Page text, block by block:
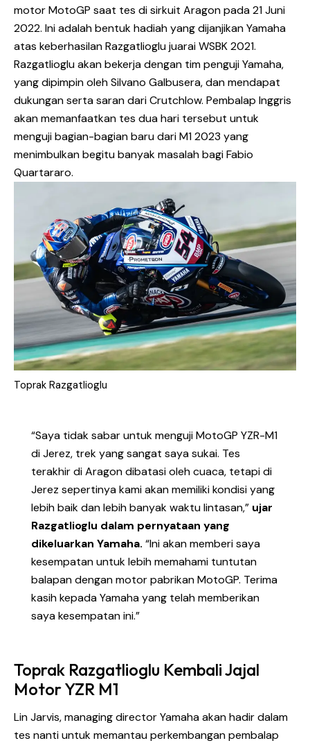
motor MotoGP saat tes di sirkuit Aragon pada 21 Juni
2022. Ini adalah bentuk hadiah yang dijanjikan Yamaha
atas keberhasilan Razgatlioglu juarai WSBK 2021.
Razgatlioglu akan bekerja dengan tim penguji Yamaha,
yang dipimpin oleh Silvano Galbusera, dan mendapat
dukungan serta saran dari Crutchlow. Pembalap Inggris
akan memanfaatkan tes dua hari tersebut untuk
menguji bagian-bagian baru dari M1 2023 yang
menimbulkan begitu banyak masalah bagi Fabio
Quartararo.
Toprak Razgatlioglu
“Saya tidak sabar untuk menguji MotoGP YZR-M1
di Jerez, trek yang sangat saya sukai. Tes
terakhir di Aragon dibatasi oleh cuaca, tetapi di
Jerez sepertinya kami akan memiliki kondisi yang
lebih baik dan lebih banyak waktu lintasan,” ujar
Razgatlioglu dalam pernyataan yang
dikeluarkan Yamaha. “Ini akan memberi saya
kesempatan untuk lebih memahami tuntutan
balapan dengan motor pabrikan MotoGP. Terima
kasih kepada Yamaha yang telah memberikan
saya kesempatan ini.”
Toprak Razgatlioglu Kembali Jajal
Motor YZR M1
Lin Jarvis, managing director Yamaha akan hadir dalam
tes nanti untuk memantau perkembangan pembalap